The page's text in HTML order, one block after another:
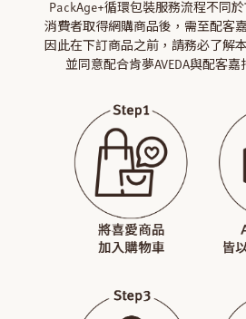
PackAge+循環包裝服務流程不同
消費者取得網購商品後，需至配客
因此在下訂商品之前，請務必了解
並同意配合肯夢AVEDA與配客